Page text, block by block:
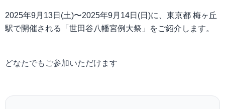
2025年9月13日(土)〜2025年9月14日(日)に、東京都 梅ヶ丘
駅で開催される「世田谷八幡宮例大祭」をご紹介します。
どなたでもご参加いただけます